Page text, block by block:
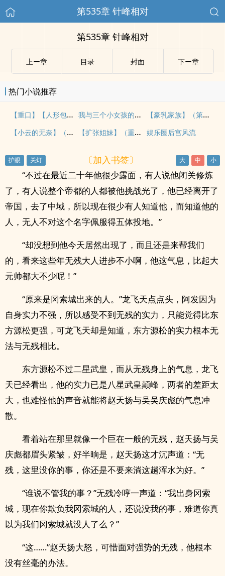
第535章 针峰相对
第535章 针峰相对
上ー章 目录 封面 下ー章
热门小说推荐
【重口】【人形包裹 】 3 我与三个小女孩的故事
【豪乳家族】（第四十~ 四十一）
【小云的无奈】（暴露老婆小云）[一]--暴露的开始
【扩张姐妹】（重口文不喜勿入） 娱乐圈后宫风流
〔加入书签〕
“不过在最近二十年他很少露面，有人说他闭关修炼
了，有人说整个帝都的人都被他挑战光了，他已经离开了
帝国，去了中域，所以现在很少有人知道他，而知道他的
人，无人不对这个名字佩服得五体投地。”
“却没想到他今天居然出现了，而且还是来帮我们
的，看来这些年无残大人进步不小啊，他这气息，比起大
元帅都大不少呢！”
“原来是冈索城出来的人。”龙飞天点点头，阿发因为
自身实力不强，所以感受不到无残的实力，只能觉得比东
方源松更强，可龙飞天却是知道，东方源松的实力根本无
法与无残相比。
东方源松不过二星武皇，而从无残身上的气息，龙飞
天已经看出，他的实力已是八星武皇颠峰，两者的差距太
大，也难怪他的声音就能将赵天扬与吴吴庆彪的气息冲
散。
看着站在那里就像一个巨在一般的无残，赵天扬与吴
庆彪都眉头紧皱，好半晌是，赵天扬这才沉声道：“无
残，这里没你的事，你还是不要来淌这趟浑水为好。”
“谁说不管我的事？”无残冷哼一声道：“我出身冈索
城，现在你欺负我冈索城的人，还说没我的事，难道你真
以为我们冈索城就没人了么？”
“这……”赵天扬大怒，可惜面对强势的无残，他根本
没有丝毫的办法。